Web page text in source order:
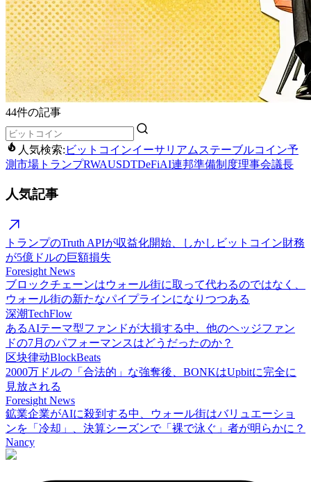
44件の記事
人気検索: ビットコインイーサリアム ステーブルコイン予
測市場 トランプRWAUSDTDeFiAI連邦準備制度理事会議長
人気記事
トランプのTruth APIが収益化開始、しかしビットコイン財務
が5億ドルの巨額損失
Foresight News
ブロックチェーンはウォール街に取って代わるのではなく、
ウォール街の新たなパイプラインになりつつある
深潮TechFlow
あるAIテーマ型ファンドが大損する中、他のヘッジファン
ドの7月のパフォーマンスはどうだったのか？
区块律动BlockBeats
2000万ドルの「合法的」な強奪後、BONKはUpbitに完全に
見放される
Foresight News
鉱業企業がAIに殺到する中、ウォール街はバリュエーショ
ンを「冷却」、決算シーズンで「裸で泳ぐ」者が明らかに？
Nancy